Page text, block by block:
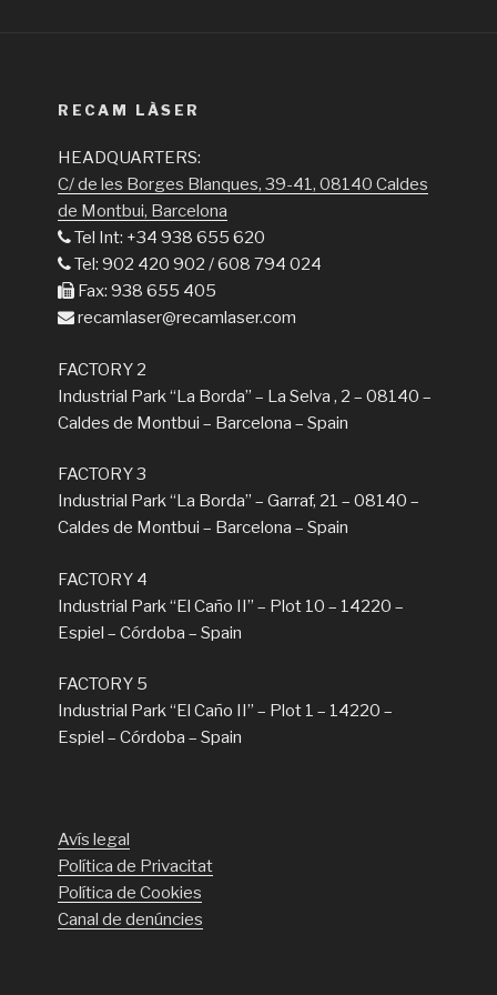
RECAM LÀSER
HEADQUARTERS:
C/ de les Borges Blanques, 39-41, 08140 Caldes
de Montbui, Barcelona
Tel Int: +34 938 655 620
Tel: 902 420 902 / 608 794 024
Fax: 938 655 405
recamlaser@recamlaser.com
FACTORY 2
Industrial Park “La Borda” – La Selva , 2 – 08140 –
Caldes de Montbui – Barcelona – Spain
FACTORY 3
Industrial Park “La Borda” – Garraf, 21 – 08140 –
Caldes de Montbui – Barcelona – Spain
FACTORY 4
Industrial Park “El Caño II” – Plot 10 – 14220 –
Espiel – Córdoba – Spain
FACTORY 5
Industrial Park “El Caño II” – Plot 1 – 14220 –
Espiel – Córdoba – Spain
Avís legal
Política de Privacitat
Política de Cookies
Canal de denúncies